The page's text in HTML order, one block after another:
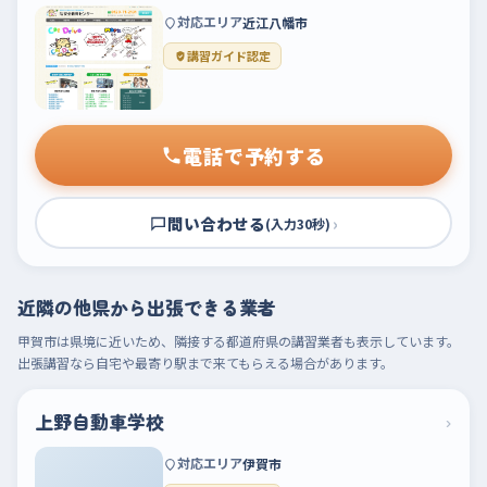
対応エリア近江八幡市
講習ガイド認定
電話で予約する
問い合わせる(入力30秒) ›
近隣の他県から出張できる業者
甲賀市は県境に近いため、隣接する都道府県の講習業者も表示しています。
出張講習なら自宅や最寄り駅まで来てもらえる場合があります。
上野自動車学校 ›
対応エリア伊賀市